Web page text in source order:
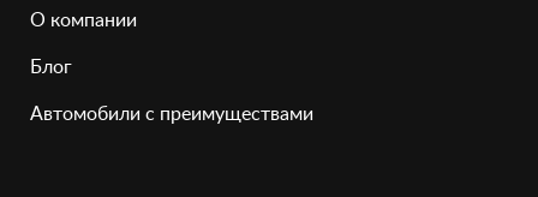
О компании
Блог
Автомобили с преимуществами